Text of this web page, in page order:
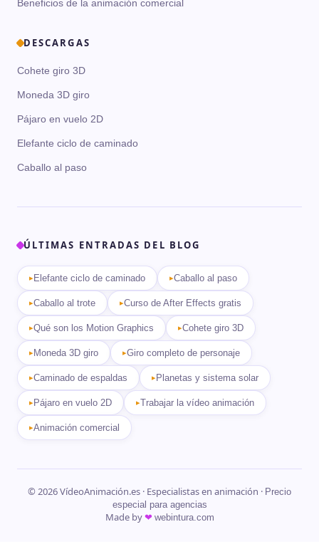
Beneficios de la animación comercial
DESCARGAS
Cohete giro 3D
Moneda 3D giro
Pájaro en vuelo 2D
Elefante ciclo de caminado
Caballo al paso
ÚLTIMAS ENTRADAS DEL BLOG
Elefante ciclo de caminado Caballo al paso
Caballo al trote Curso de After Effects gratis
Qué son los Motion Graphics Cohete giro 3D
Moneda 3D giro Giro completo de personaje
Caminado de espaldas Planetas y sistema solar
Pájaro en vuelo 2D Trabajar la vídeo animación
Animación comercial
© 2026 VídeoAnimación.es · Especialistas en animación · Precio
especial para agencias
Made by❤ webintura.com